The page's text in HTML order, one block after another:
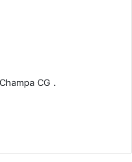
CG .